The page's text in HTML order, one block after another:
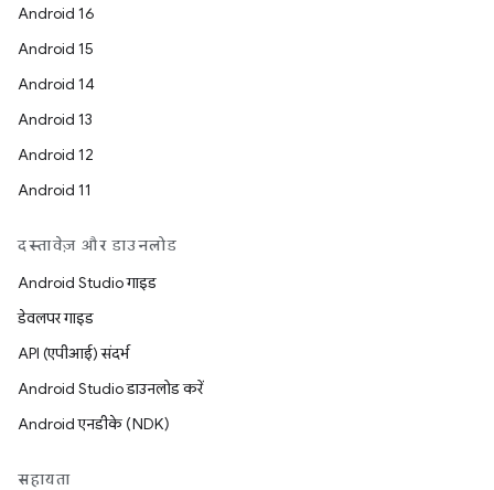
Android 16
Android 15
Android 14
Android 13
Android 12
Android 11
दस्तावेज़ और डाउनलोड
Android Studio गाइड
डेवलपर गाइड
API (एपीआई) संदर्भ
Android Studio डाउनलोड करें
Android एनडीके (NDK)
सहायता